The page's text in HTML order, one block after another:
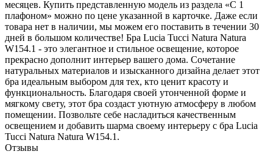
месяцев. Купить представленную модель из раздела «С 1
плафоном» можно по цене указанной в карточке. Даже если
товара нет в наличии, мы можем его поставить в течении 30
дней в большом количестве! Бра Lucia Tucci Natura Natura
W154.1 - это элегантное и стильное освещение, которое
прекрасно дополнит интерьер вашего дома. Сочетание
натуральных материалов и изысканного дизайна делает этот
бра идеальным выбором для тех, кто ценит красоту и
функциональность. Благодаря своей утонченной форме и
мягкому свету, этот бра создаст уютную атмосферу в любом
помещении. Позвольте себе насладиться качественным
освещением и добавить шарма своему интерьеру с бра Lucia
Tucci Natura Natura W154.1.
Отзывы